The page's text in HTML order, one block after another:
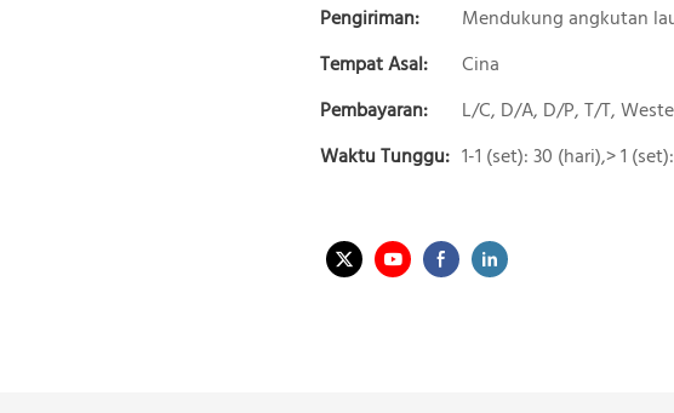
Pengiriman:
Mendukung angkutan
Tempat Asal:
Cina
Pembayaran:
L/C, D/A, D/P, T/T,
Waktu Tunggu: 1-1 (set): 30 (hari),> 1